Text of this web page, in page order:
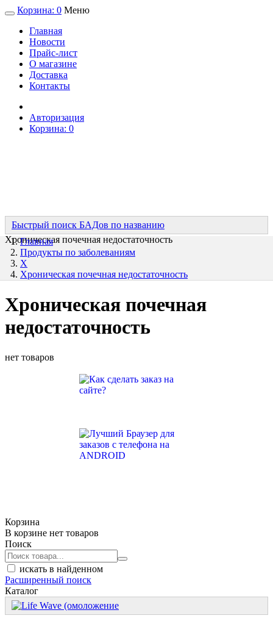
Корзина: 0 Меню
Главная
Новости
Прайс-лист
О магазине
Доставка
Контакты
Авторизация
Корзина: 0
Быстрый поиск БАДов по названию
Хроническая почечная недостаточность
Главная
Продукты по заболеваниям
Х
Хроническая почечная недостаточность
Хроническая почечная
недостаточность
нет товаров
Корзина
В корзине нет товаров
Поиск
искать в найденном
Расширенный поиск
Каталог